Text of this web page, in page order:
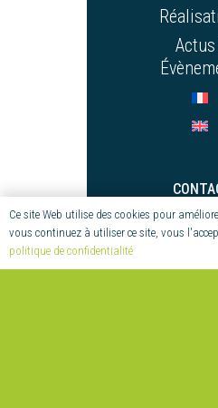
+33 (0)2
Ce site Web utilise des cookies pour
vous continuez à utiliser ce site, vous
politique de confidentialité